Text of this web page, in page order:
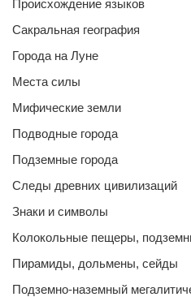
Происхождение языков
Сакральная география
Города на Луне
Места силы
Мифические земли
Подводные города
Подземные города
Следы древних цивилизаций
Знаки и символы
Колокольные пещеры,
Пирамиды, дольмены, сейды
Подземно-наземный